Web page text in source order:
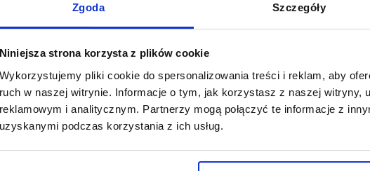
Zgoda Szczegóły
Niniejsza strona korzysta z plików cookie
Wykorzystujemy pliki cookie do spersonalizowania treści i reklam, aby
ruch w naszej witrynie. Informacje o tym, jak korzystasz z naszej witryny,
reklamowym i analitycznym. Partnerzy mogą połączyć te informacje z
uzyskanymi podczas korzystania z ich usług.
17
19
24
jest aktualizowana kilka razy dziennie w regularnych odstępach czasu.
poinformowany o potwierdzonej dacie wysyłki w ostatnim kroku przed
zamówienia.